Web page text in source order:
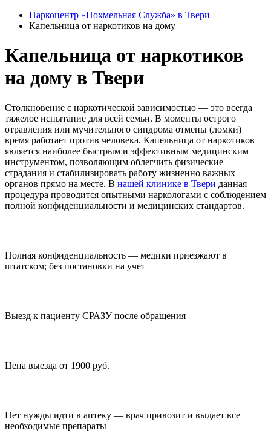
Наркоцентр «Похмельная Служба» в Твери
Капельница от наркотиков на дому
Капельница от наркотиков
на дому в Твери
Столкновение с наркотической зависимостью — это всегда
тяжелое испытание для всей семьи. В моменты острого
отравления или мучительного синдрома отмены (ломки)
время работает против человека. Капельница от наркотиков
является наиболее быстрым и эффективным медицинским
инструментом, позволяющим облегчить физические
страдания и стабилизировать работу жизненно важных
органов прямо на месте. В нашей клинике в Твери данная
процедура проводится опытными наркологами с соблюдением
полной конфиденциальности и медицинских стандартов.
Полная конфиденциальность — медики приезжают в
штатском; без постановки на учет
Выезд к пациенту СРАЗУ после обращения
Цена выезда от 1900 руб.
Нет нужды идти в аптеку — врач привозит и выдает все
необходимые препараты